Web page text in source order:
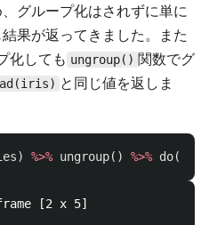
グループ化はされずに単に
果が返ってきました。また
化しても ungroup() 関数でグ
と同じ値を返しま
) %>% ungroup() %>% do(
[2 x 5]